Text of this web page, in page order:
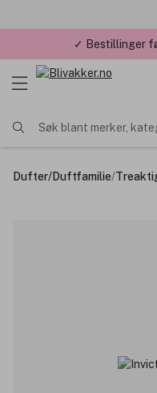
✓ Bestillinger
✓ Årets
Søk blant merker,
Dufter/Duftfamilie/